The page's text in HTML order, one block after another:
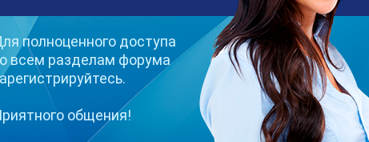
бывают? Как и чем вы завлекаете? Раньше, когда зависала в
полноценного доступа
всем разделам форума
общения!